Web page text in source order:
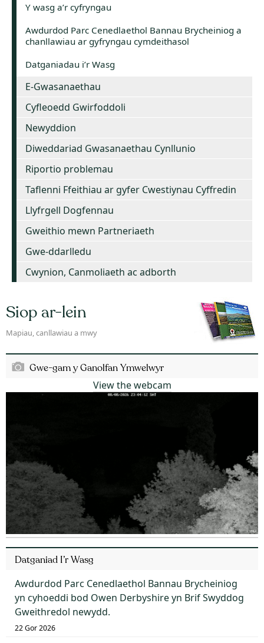
Y wasg a’r cyfryngau
Awdurdod Parc Cenedlaethol Bannau Brycheiniog a
chanllawiau ar gyfryngau cymdeithasol
Datganiadau i’r Wasg
E-Gwasanaethau
Cyfleoedd Gwirfoddoli
Newyddion
Diweddariad Gwasanaethau Cynllunio
Riportio problemau
Taflenni Ffeithiau ar gyfer Cwestiynau Cyffredin
Llyfrgell Dogfennau
Gweithio mewn Partneriaeth
Gwe-ddarlledu
Cwynion, Canmoliaeth ac adborth
Siop ar-lein
Mapiau, canllawiau a mwy
Gwe-gam y Ganolfan Ymwelwyr
View the webcam
Datganiad I’r Wasg
Awdurdod Parc Cenedlaethol Bannau Brycheiniog
yn cyhoeddi bod Owen Derbyshire yn Brif Swyddog
Gweithredol newydd.
22 Gor 2026